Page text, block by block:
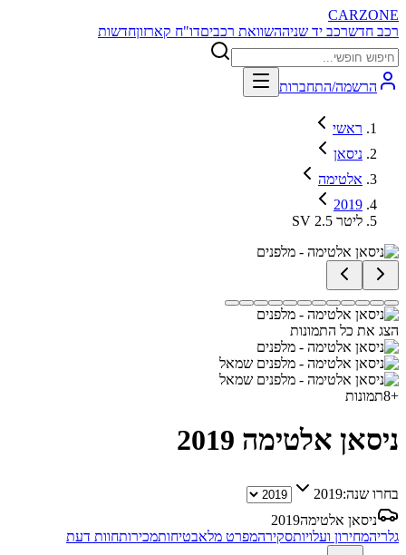
CARZONE
רכב חדשרכב יד שניההשוואת רכביםדו"ח קארזוןחדשות
הרשמה/התחברות
ראשי
ניסאן
אלטימה
2019
SV 2.5 ליטר
הצג את כל התמונות
+
8תמונות
ניסאן אלטימה 2019
בחרו שנה:2019
ניסאן אלטימה2019
גלריהמחירון ועלויותסקירהמפרט מלאבטיחותמכירותחוות דעת